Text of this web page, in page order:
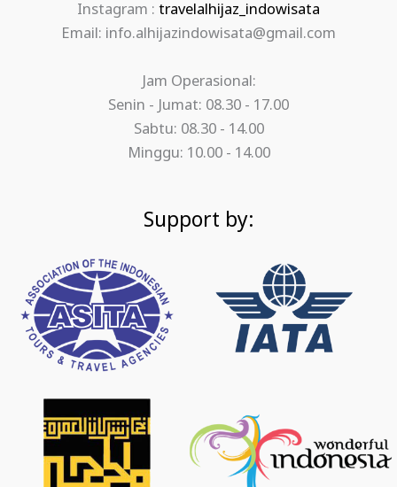
Instagram : travelalhijaz_indowisata
Email: info.alhijazindowisata@gmail.com
Jam Operasional:
Senin - Jumat: 08.30 - 17.00
Sabtu: 08.30 - 14.00
Minggu: 10.00 - 14.00
Support by: